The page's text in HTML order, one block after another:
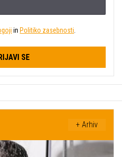
in Politiko zasebnosti.
SE
+ Arhiv